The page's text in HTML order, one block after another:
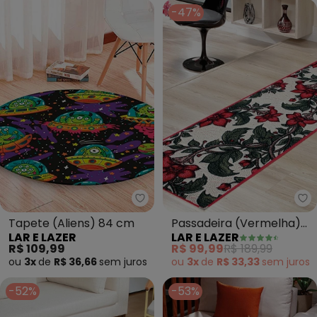
Lar e Lazer - Tapete (Aliens)
Tapete (Aliens) 84 cm
LAR E LAZER
R$ 109,99
ou 3x de R$ 36,66 sem juros
-47%
Passadeira (Vermelha)
66x180 cm
LAR E LAZER
R$ 99,99R$ 189,99
ou 3x de R$ 33,33 sem juros
-52% -53%